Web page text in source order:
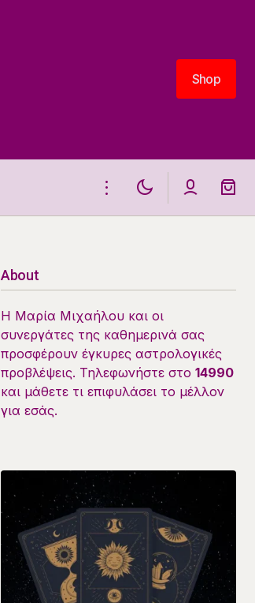
Shop
Shop
About
Η Μαρία Μιχαήλου και οι
συνεργάτες της καθημερινά σας
προσφέρουν έγκυρες αστρολογικές
προβλέψεις. Τηλεφωνήστε στο 14990
και μάθετε τι επιφυλάσει το μέλλον
για εσάς.